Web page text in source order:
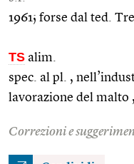
1961; forse dal ted.
TS alim.
spec. al pl. ,
lavorazione del malto
Correzioni e